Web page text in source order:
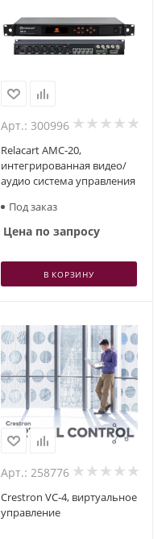
Арт.: 300996
Relacart AMC-20,
интегрированная видео/
аудио система управления
Под заказ
Цена по запросу
В КОРЗИНУ
Арт.: 258776
Crestron VC-4, виртуальное
управление